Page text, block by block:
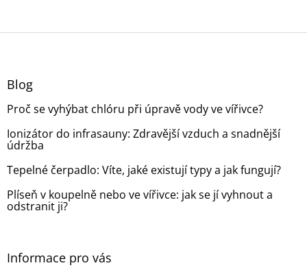
Z
Blog
Proč se vyhýbat chlóru při úpravě vody ve vířivce?
Ionizátor do infrasauny: Zdravější vzduch a snadnější
údržba
Tepelné čerpadlo: Víte, jaké existují typy a jak fungují?
Plíseň v koupelně nebo ve vířivce: jak se jí vyhnout a
odstranit ji?
Informace pro vás